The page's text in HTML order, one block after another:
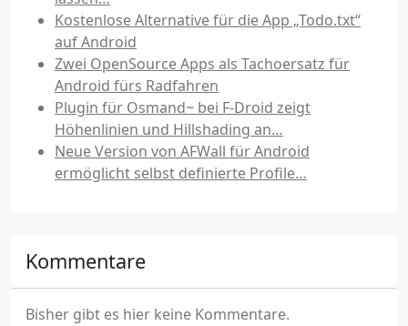
Kostenlose Alternative für die App „Todo.txt“
auf Android
Zwei OpenSource Apps als Tachoersatz für
Android fürs Radfahren
Plugin für Osmand~ bei F-Droid zeigt
Höhenlinien und Hillshading an…
Neue Version von AFWall für Android
ermöglicht selbst definierte Profile…
Kommentare
Bisher gibt es hier keine Kommentare.